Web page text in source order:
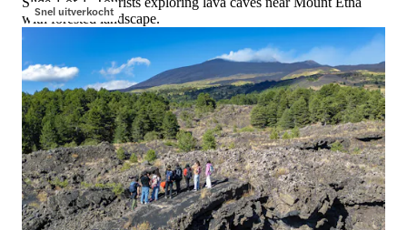
Snel uitverkocht
with forested landscape.